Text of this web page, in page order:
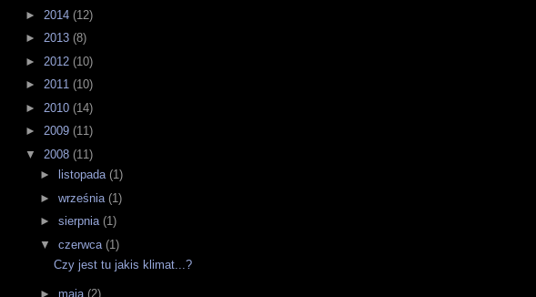
► 2014 (12)
► 2013 (8)
► 2012 (10)
► 2011 (10)
► 2010 (14)
► 2009 (11)
▼ 2008 (11)
►
listopada (1)
► września (1)
► sierpnia (1)
▼ czerwca (1)
Czy jest tu jakis klimat...?
► maja (2)